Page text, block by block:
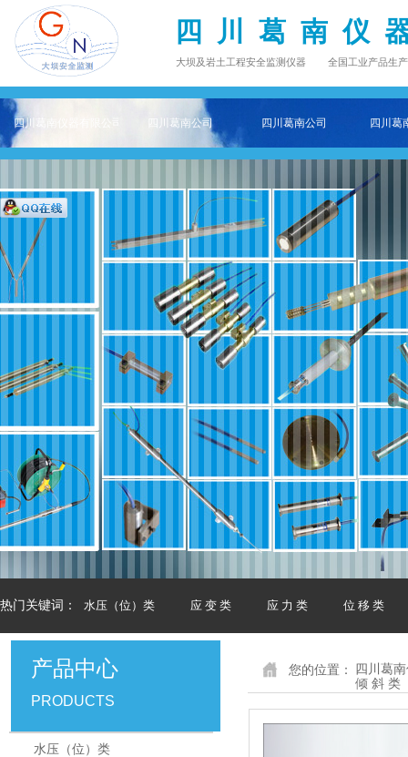
四 川 葛 南 仪
大坝及岩土工程安全监测仪器 全国工业产品生产
四川葛南仪器有限公司——专注大坝及岩土工程安全监测仪器主页
四川葛南公司 四川葛南公司 四川葛
热门关键词： 水压（位）类 应 变 类 应 力 类 位 移 类
产品中心
PRODUCTS
您的位置：
四川葛
倾 斜 类
水压（位）类